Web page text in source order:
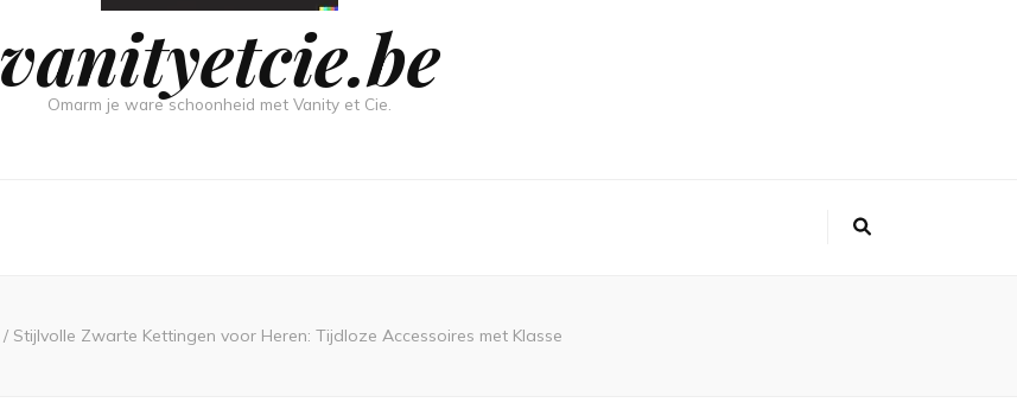
vanityetcie.be
Omarm je ware schoonheid met Vanity et Cie.
/ Stijlvolle Zwarte Kettingen voor Heren: Tijdloze Accessoires met Klasse